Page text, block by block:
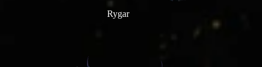
Rygar